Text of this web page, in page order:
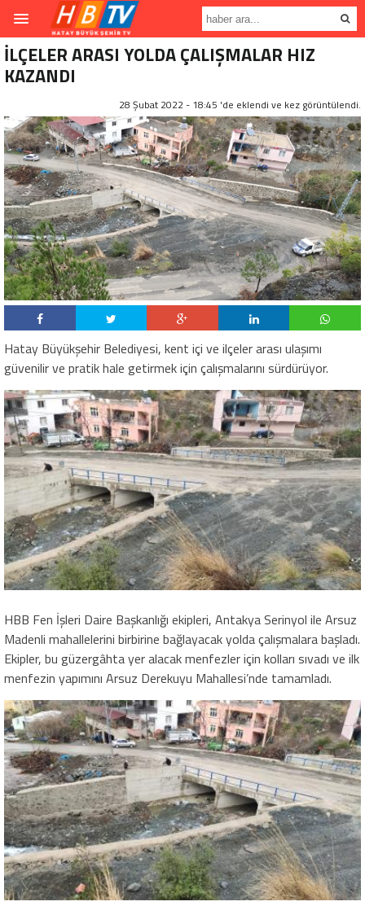
İLÇELER ARASI YOLDA ÇALIŞMALAR HIZ
KAZANDI
28 Şubat 2022 - 18:45 'de eklendi ve kez görüntülendi.
Hatay Büyükşehir Belediyesi, kent içi ve ilçeler arası ulaşımı
güvenilir ve pratik hale getirmek için çalışmalarını sürdürüyor.
HBB Fen İşleri Daire Başkanlığı ekipleri, Antakya Serinyol ile Arsuz
Madenli mahallelerini birbirine bağlayacak yolda çalışmalara başladı.
Ekipler, bu güzergâhta yer alacak menfezler için kolları sıvadı ve ilk
menfezin yapımını Arsuz Derekuyu Mahallesi’nde tamamladı.